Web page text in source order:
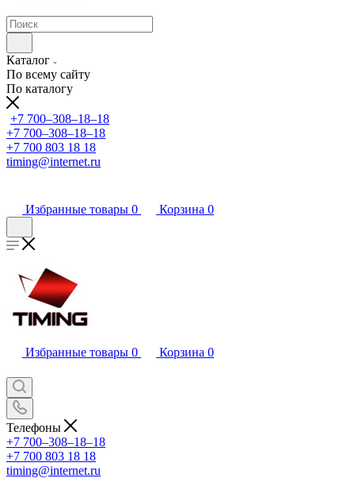
Каталог
По всему сайту
По каталогу
+7 700‒308‒18‒18
+7 700‒308‒18‒18
+7 700 803 18 18
timing@internet.ru
Избранные товары 0 Корзина 0
Избранные товары 0 Корзина 0
Телефоны
+7 700‒308‒18‒18
+7 700 803 18 18
timing@internet.ru